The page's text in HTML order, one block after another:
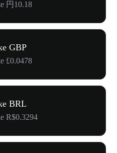
円10.18
GBP
£0.0478
BRL
R$0.3294